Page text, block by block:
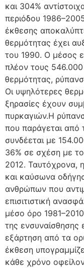
και 304%
περιόδου
έκθεσης
θερμότητας έχει
του 1990. Ο μέσος
πλέον τους 546.000
θερμότητας,
Οι υψηλότερες
ξηρασίες έχουν
πυρκαγιών.Η
που παράγεται από
συνδέεται με
36% σε σχέση με
2012. Ταυτόχρονα,
και καύσωνα
ανθρώπων που
επισιτιστική
μέσο όρο
της ενσυναίσθησης
εξάρτηση από τα
έκθεση
κάθε χρόνο